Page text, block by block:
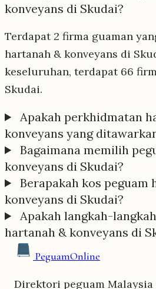
konveyans di Skudai?
Terdapat 2 firma guaman
hartanah & konveyans di
keseluruhan, terdapat 66
Skudai.
Apakah perkhidmatan
konveyans yang
Bagaimana memilih
konveyans di Skudai?
Berapakah kos peguam
konveyans di Skudai?
Apakah langkah-
hartanah & konveyans di
PeguamOnline
Direktori peguam